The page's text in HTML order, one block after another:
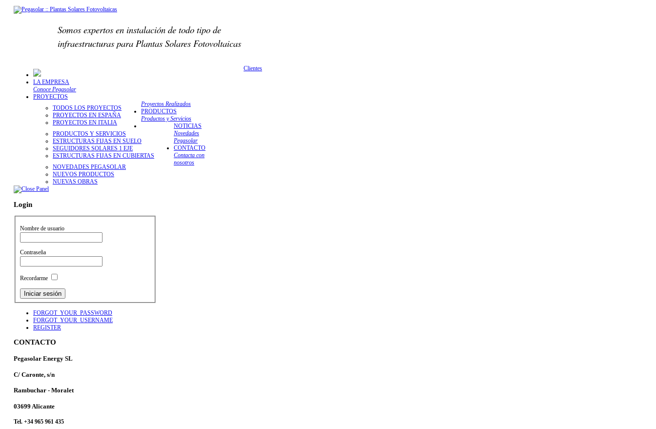
Somos expertos en instalación de todo tipo de
infraestructuras para Plantas Solares Fotovoltaicas
LA EMPRESA
Conoce Pegasolar
PROYECTOS
Proyectos Realizados
TODOS LOS PROYECTOS
PROYECTOS EN ESPAÑA
PROYECTOS EN ITALIA
PRODUCTOS
Productos y Servicios
PRODUCTOS Y SERVICIOS
ESTRUCTURAS FIJAS EN SUELO
SEGUIDORES SOLARES 1 EJE
ESTRUCTURAS FIJAS EN CUBIERTAS
NOTICIAS
Novedades
Pegasolar
NOVEDADES PEGASOLAR
NUEVOS PRODUCTOS
NUEVAS OBRAS
CONTACTO
Contacta con
nosotros
Clientes
Login
Nombre de usuario
Contraseña
Recordarme
FORGOT_YOUR_PASSWORD
FORGOT_YOUR_USERNAME
REGISTER
CONTACTO
Pegasolar Energy SL
C/ Caronte, s/n
Rambuchar - Moralet
03699 Alicante
Tel. +34 965 961 435